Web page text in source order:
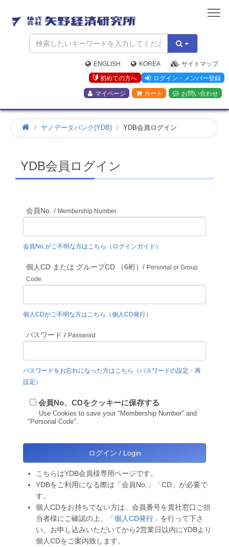
矢
野
経
済
研
究
所
ENGLISH KOREA
サイトマップ
初めての方へ
ログイン・メンバー登録
マイページ カート お問い合わせ
ホ
ー
ヤノデータバンク(YDB) YDB会員ログイン
YDB会員ログイン
会員No. / Membership Number
会員No.がご不明な方はこちら（ログインガイド）
個人CD または グループCD （6桁）/ Personal or Group
Code
個人CDがご不明な方はこちら（個人CD発行）
パスワード / Password
パスワードをお忘れになった方はこちら（パスワードの設定・再
設定）
会員No、CDをクッキーに保存する
Use Cookies to save your "Membership Number" and
"Personal Code".
こちらはYDB会員様専用ページです。
YDBをご利用になる際は「会員No.」「CD」が必要で
す。
個人CDをお持ちでない方は、会員番号を貴社窓口ご担
当者様にご確認の上、
「個人CD発行」 を行って下さ
い。お申し込みいただいてから2営業日以内にYDBより
個人CDをご案内致します。